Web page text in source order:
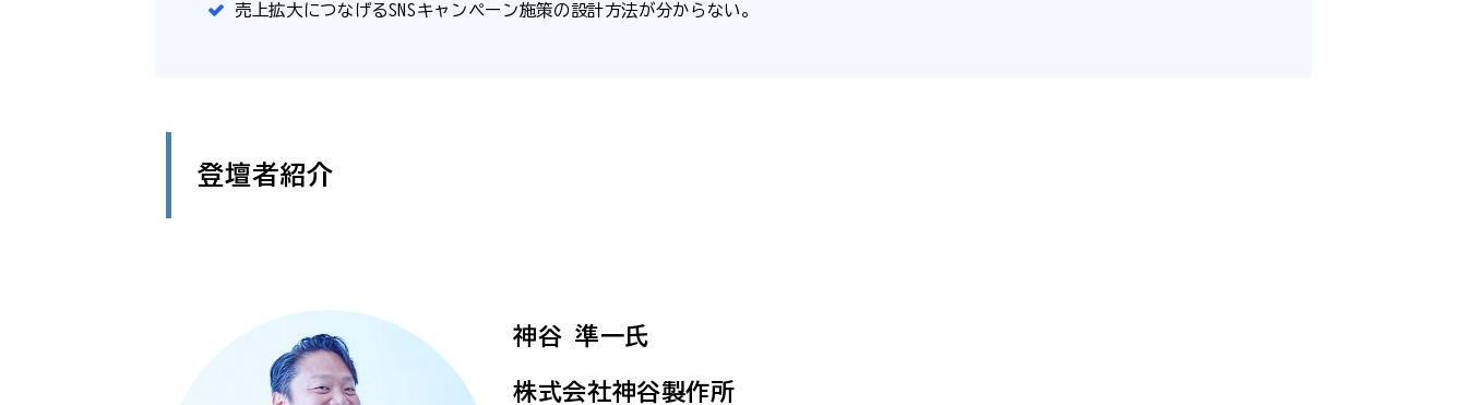
売上拡大につなげるSNSキャンペーン施策の設計方法が分からない。
登壇者紹介
神谷 準一氏
株式会社神谷製作所